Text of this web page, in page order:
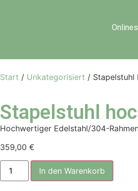
Start / Unkategorisiert / Stapelstuhl
Stapelstuhl
Hochwertiger Edelstahl/304-
359,00 €
In den Warenkorb